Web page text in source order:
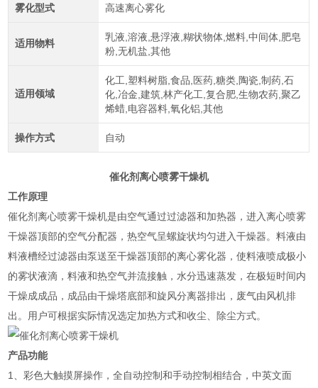
雾化型式 高速离心雾化
适用物料
乳液,溶液,悬浮液,糊状物体,燃料,中间体,肥皂
粉,无机盐,其他
适用领域
化工,塑料树脂,食品,医药,糖类,陶瓷,制药,石
化,冶金,建筑,林产化工,复合肥,生物农药,聚乙
烯蜡,电容器料,氧化铝,其他
操作方式 自动
催化剂离心喷雾干燥机
工作原理
催化剂离心喷雾干燥机是由空气通过过滤器和加热器，进入离心喷雾
干燥器顶部的空气分配器，热空气呈螺旋状均匀进入干燥器。料液由
料液槽经过滤器由泵送至干燥器顶部的离心雾化器，使料液喷成极小
的雾状液滴，料液和热空气并流接触，水分迅速蒸发，在极短时间内
干燥成成品，成品由干燥塔底部和旋风分离器排出，废气由风机排
出。用户可根据实际情况选定加热方式和收尘、除尘方式。
产品功能
1、彩色大触摸屏操作，全自动控制和手动控制相结合，中英文面